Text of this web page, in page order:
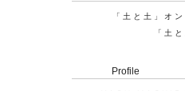
「土と土」オ
「土
Profile